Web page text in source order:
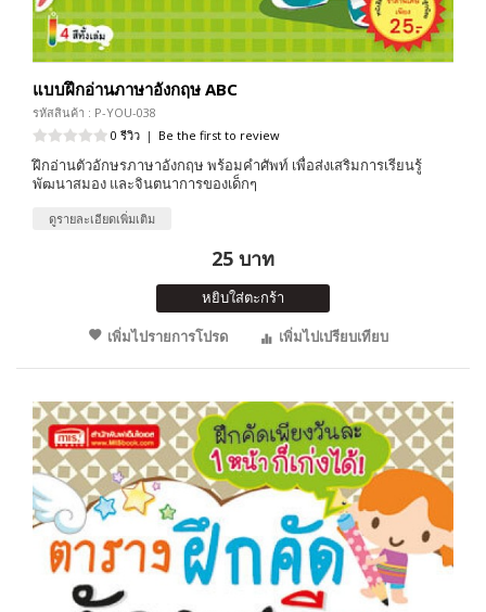
แบบฝึกอ่านภาษาอังกฤษ ABC
รหัสสินค้า : P-YOU-038
0 รีวิว | Be the first to review
ฝึกอ่านตัวอักษรภาษาอังกฤษ พร้อมคำศัพท์ เพื่อส่งเสริมการเรียนรู้
พัฒนาสมอง และจินตนาการของเด็กๆ
ดูรายละเอียดเพิ่มเติม
25 บาท
หยิบใส่ตะกร้า
เพิ่มไปรายการโปรด
เพิ่มไปเปรียบเทียบ